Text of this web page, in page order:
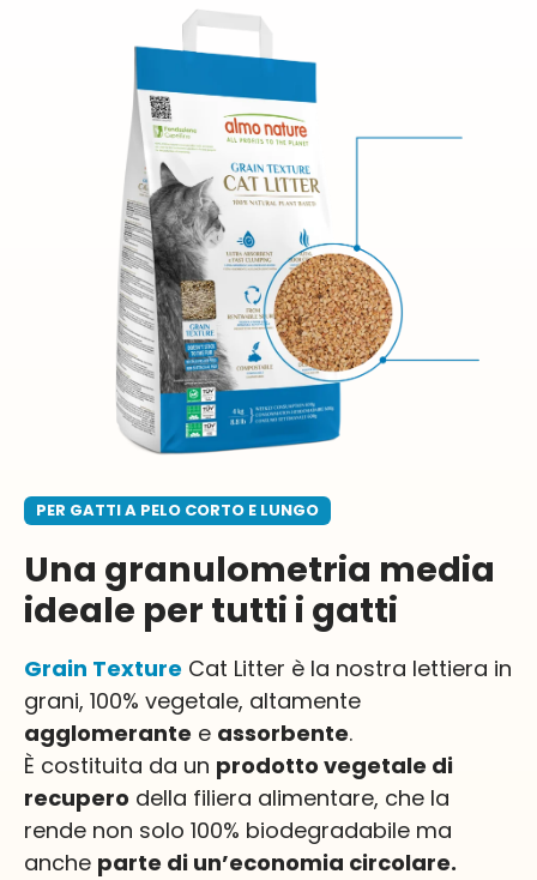
PER GATTI A PELO CORTO E LUNGO
Una granulometria media
ideale per tutti i gatti
Grain Texture Cat Litter è la nostra lettiera in
grani, 100% vegetale, altamente
agglomerante e assorbente.
È costituita da un prodotto vegetale di
recupero della filiera alimentare, che la
rende non solo 100% biodegradabile ma
anche parte di un’economia circolare.